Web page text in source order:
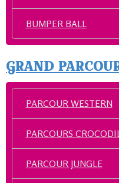
BUMPER BALL
GRAND
PARCOUR WESTERN
PARCOURS
PARCOUR JUNGLE